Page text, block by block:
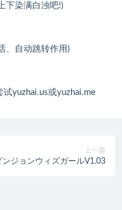
下染满白浊吧!)
、自动跳转作用)
yuzhai.us或yuzhai.me
上一篇
ンジョンウィズガールV1.03